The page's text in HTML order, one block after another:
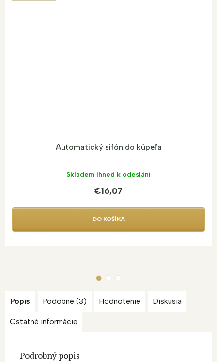
Automatický sifón do kúpeľa
Skladem ihned k odeslání
€16,07
DO KOŠÍKA
Popis Podobné (3) Hodnotenie Diskusia
Ostatné informácie
Podrobný popis